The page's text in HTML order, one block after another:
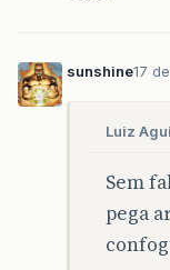
sunshine17
Luiz
Sem
pega